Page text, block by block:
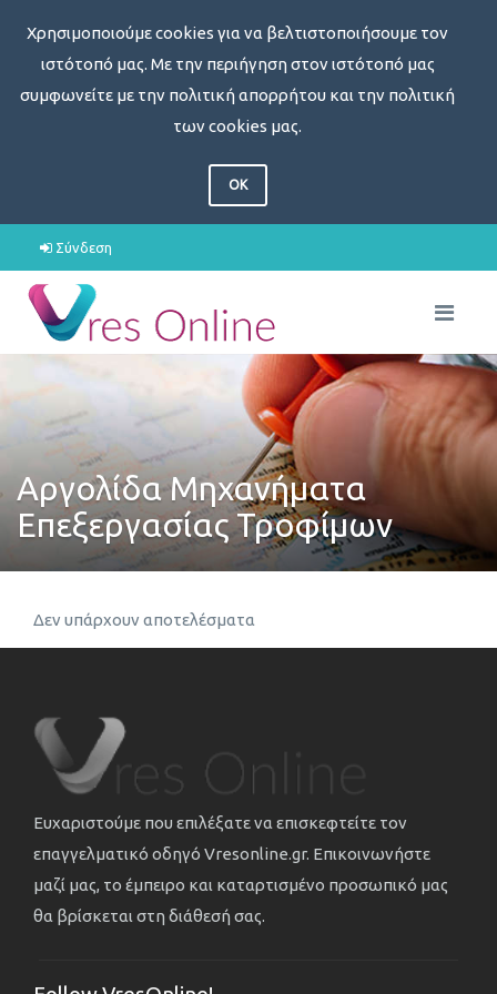
Χρησιμοποιούμε cookies για να βελτιστοποιήσουμε τον
ιστότοπό μας. Με την περιήγηση στον ιστότοπό μας
συμφωνείτε με την πολιτική απορρήτου και την πολιτική
των cookies μας.
OK
Σύνδεση
Αργολίδα Μηχανήματα
Επεξεργασίας Τροφίμων
Δεν υπάρχουν αποτελέσματα
Ευχαριστούμε που επιλέξατε να επισκεφτείτε τον
επαγγελματικό οδηγό Vresonline.gr. Επικοινωνήστε
μαζί μας, το έμπειρο και καταρτισμένο προσωπικό μας
θα βρίσκεται στη διάθεσή σας.